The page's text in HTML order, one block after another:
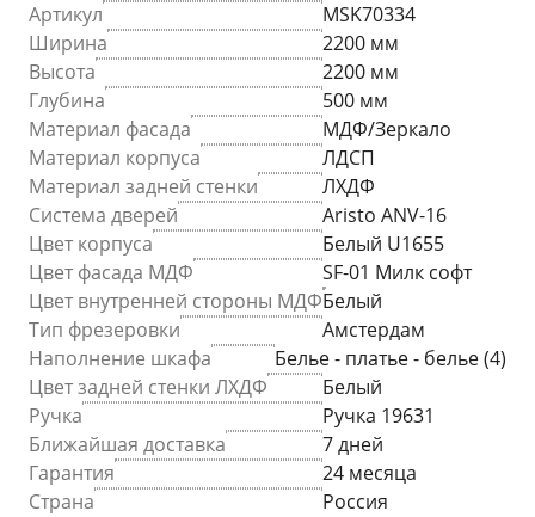
Артикул
MSK70334
Ширина
2200 мм
Высота
2200 мм
Глубина
500 мм
Материал фасада
МДФ/Зеркало
Материал корпуса
ЛДСП
Материал задней стенки
ЛХДФ
Система дверей
Aristo ANV-16
Цвет корпуса
Белый U1655
Цвет фасада МДФ
SF-01 Милк софт
Цвет внутренней стороны МДФБелый
Тип фрезеровки
Амстердам
Наполнение шкафа
Белье - платье - белье (4)
Цвет задней стенки ЛХДФ
Белый
Ручка
Ручка 19631
Ближайшая доставка
7 дней
Гарантия
24 месяца
Страна
Россия